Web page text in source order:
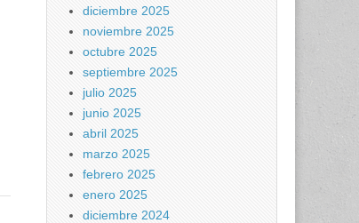
diciembre 2025
noviembre 2025
octubre 2025
septiembre 2025
julio 2025
junio 2025
abril 2025
marzo 2025
febrero 2025
enero 2025
diciembre 2024